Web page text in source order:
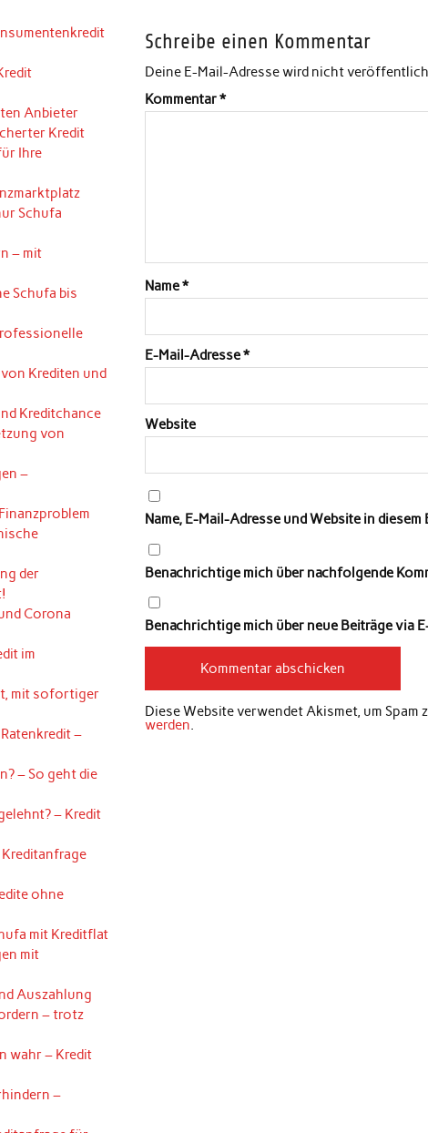
Schreibe einen Kommentar
Deine E-Mail-Adresse wird nicht
Kommentar*
Name*
E-Mail-Adresse*
Website
Name, E-Mail-Adresse und Website in
Benachrichtige mich über nachfolgende
Benachrichtige mich über neue Beiträge via
Diese Website verwendet Akismet, um Spam
werden.
Anbieter
Kredit
Ihre
Schufa
– mit
Schufa bis
Krediten und
Kreditchance
von
–
der
Corona
im
mit sofortiger
–
– So geht die
– Kredit
ohne
mit Kreditflat
mit
Auszahlung
– trotz
wahr – Kredit
–